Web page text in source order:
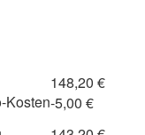
148,20 €
-5,00 €